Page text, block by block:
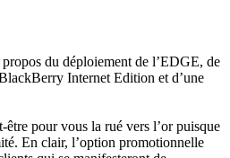
du déploiement de l’EDGE, de
Internet Edition et d’une
être pour vous la rué vers l’or puisque
En clair, l’option promotionnelle